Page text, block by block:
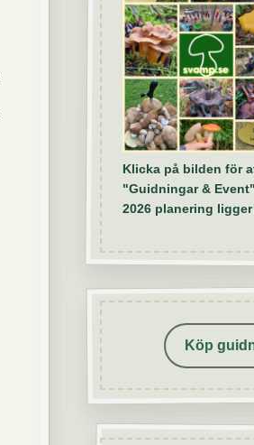
Klicka på bilden för
"Guidningar &
2026 planering
Köp